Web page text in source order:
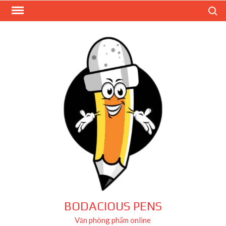
Skip
BODACIOUS PENS
Văn phòng phẩm online